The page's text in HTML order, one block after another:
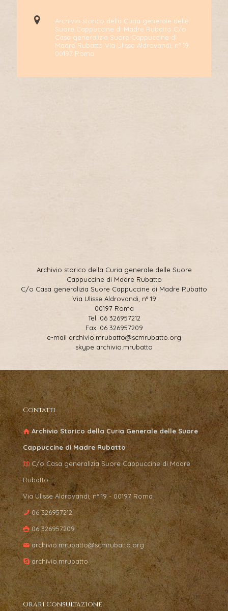
Archivio storico della Curia generale delle
Suore Cappuccine di Madre Rubatto C/o
Casa generalizia Suore Cappuccine di
Madre Rubatto Via Ulisse Aldrovandi, n° 19
00197 Roma
Archivio storico della Curia generale delle Suore
Cappuccine di Madre Rubatto
C/o Casa generalizia Suore Cappuccine di Madre Rubatto
Via Ulisse Aldrovandi, n° 19
00197 Roma
Tel. 06 326957212
Fax. 06 326957209
e-mail archivio.mrubatto@scmrubatto.org
skype archivio.mrubatto
Contatti
Archivio Storico della Curia Generale delle Suore
Cappuccine di Madre Rubatto
C/o Casa generalizia Suore Cappuccine di Madre
Rubatto
Via Ulisse Aldrovandi, n° 19 - 00197 Roma
06 326957212
06 326957209
archivio.mrubatto@scmrubatto.org
archivio.mrubatto
Orari Consultazione